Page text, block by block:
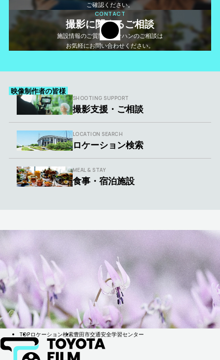
ご確認ください。
CONTACT
撮影に関するご相談
施設情報のご質問やロケハンのご相談は
お気軽にお問い合わせください。
映像制作者の皆様
SHOOTING SUPPORT
撮影支援・ご相談
LOCATION SEARCH
ロケーション検索
MEAL & STAY
食事・宿泊施設
TOP ロケーション検索豊田市交通安全学習センター